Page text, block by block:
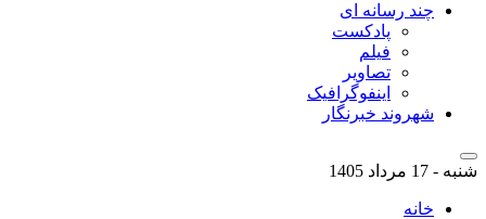
چند رسانه ای
پادکست
فیلم
تصاویر
اینفوگرافیک
شهروند خبرنگار
شنبه - 17 مرداد 1405
خانه